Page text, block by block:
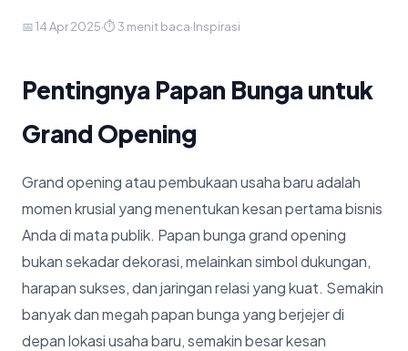
📅 14 Apr 2025·⏱ 3 menit baca·Inspirasi
Pentingnya Papan Bunga untuk
Grand Opening
Grand opening atau pembukaan usaha baru adalah
momen krusial yang menentukan kesan pertama bisnis
Anda di mata publik. Papan bunga grand opening
bukan sekadar dekorasi, melainkan simbol dukungan,
harapan sukses, dan jaringan relasi yang kuat. Semakin
banyak dan megah papan bunga yang berjejer di
depan lokasi usaha baru, semakin besar kesan